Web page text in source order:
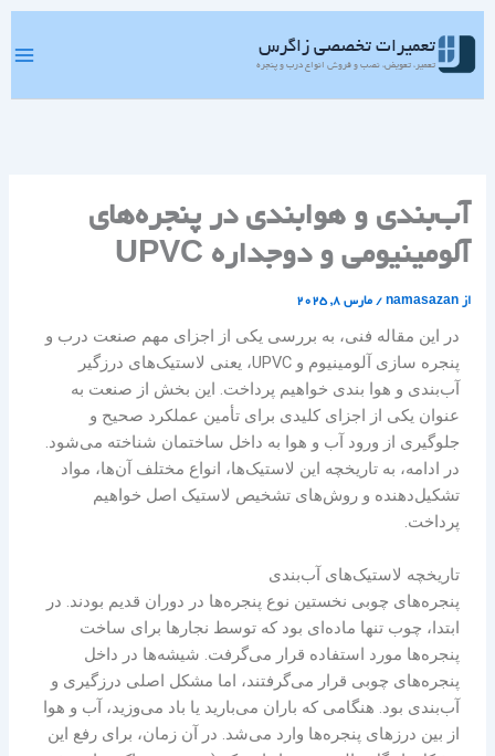
پرش
محتوا
تعمیرات تخصصی زاگرس
تعمیر، تعویض، نصب و فروش انواع درب و پنجره
آب‌بندی و هوا‌بندی در پنجره‌های
آلومینیومی و دوجداره UPVC
از namasazan
/مارس 8, 2025
در این مقاله فنی، به بررسی یکی از اجزای مهم صنعت درب و
پنجره سازی آلومینیوم و UPVC، یعنی لاستیک‌های درزگیر
آب‌بندی و هوا بندی خواهیم پرداخت. این بخش از صنعت به
عنوان یکی از اجزای کلیدی برای تأمین عملکرد صحیح و
جلوگیری از ورود آب و هوا به داخل ساختمان شناخته می‌شود.
در ادامه، به تاریخچه این لاستیک‌ها، انواع مختلف آن‌ها، مواد
تشکیل‌دهنده و روش‌های تشخیص لاستیک اصل خواهیم
پرداخت.
تاریخچه لاستیک‌های آب‌بندی
پنجره‌های چوبی نخستین نوع پنجره‌ها در دوران قدیم بودند. در
ابتدا، چوب تنها ماده‌ای بود که توسط نجارها برای ساخت
پنجره‌ها مورد استفاده قرار می‌گرفت. شیشه‌ها در داخل
پنجره‌های چوبی قرار می‌گرفتند، اما مشکل اصلی درزگیری و
آب‌بندی بود. هنگامی که باران می‌بارید یا باد می‌وزید، آب و هوا
از بین درزهای پنجره‌ها وارد می‌شد. در آن زمان، برای رفع این